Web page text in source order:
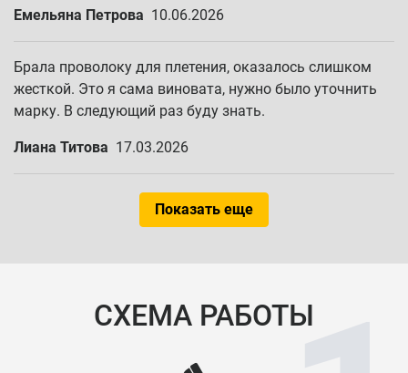
Емельяна Петрова 10.06.2026
Брала проволоку для плетения, оказалось слишком
жесткой. Это я сама виновата, нужно было уточнить
марку. В следующий раз буду знать.
Лиана Титова 17.03.2026
Показать еще
СХЕМА РАБОТЫ